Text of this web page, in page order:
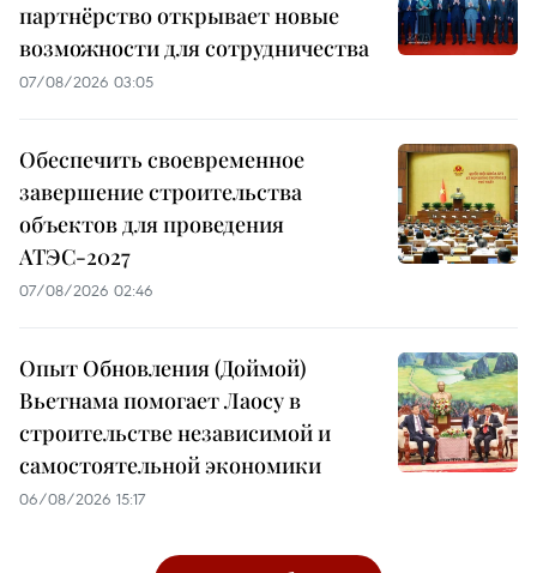
партнёрство открывает новые
возможности для сотрудничества
07/08/2026 03:05
Обеспечить своевременное
завершение строительства
объектов для проведения
АТЭС-2027
07/08/2026 02:46
Опыт Обновления (Доймой)
Вьетнама помогает Лаосу в
строительстве независимой и
самостоятельной экономики
06/08/2026 15:17